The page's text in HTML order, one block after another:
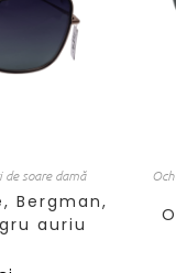
de soare damă
Bergman,
auriu